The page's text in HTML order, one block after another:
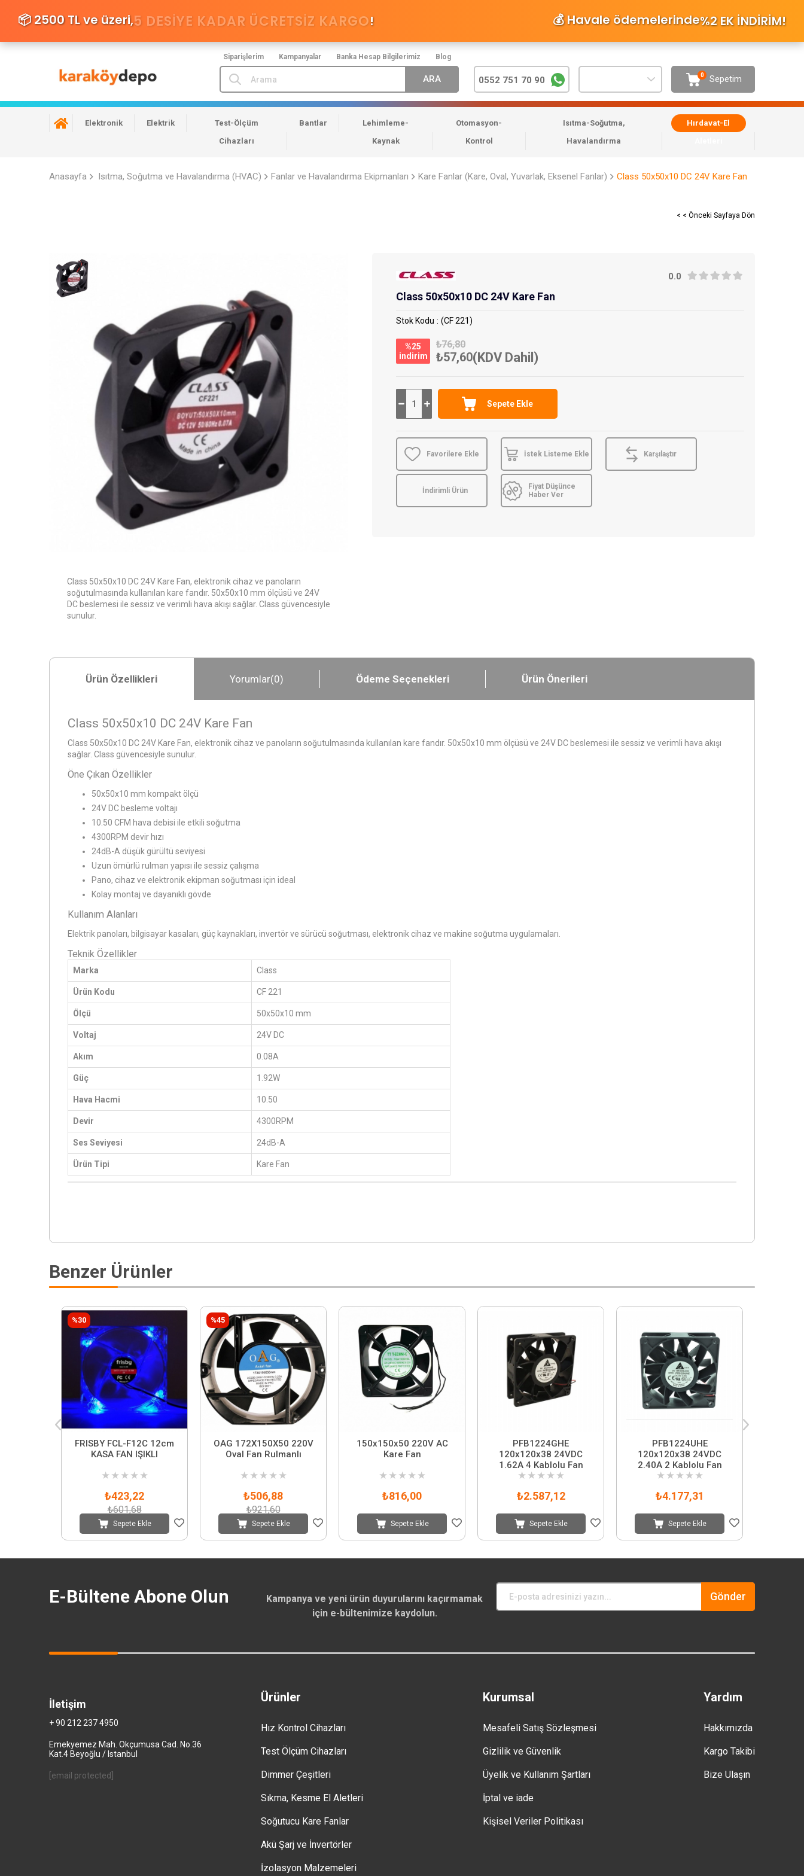
Siparişlerim Kampanyalar Banka Hesap Bilgilerimiz Blog
📦 2500 TL ve üzeri,5 DESIYE KADAR ÜCRETSİZ KARGO! 💰 Havale ödemelerinde%2 EK İNDİRİM!
Sepetim
0
0552 751 70 90
Elektronik Elektrik
Test-Ölçüm
Cihazları
Bantlar
Lehimleme-
Kaynak
Otomasyon-
Kontrol
Isıtma-Soğutma,
Havalandırma
Hırdavat-El
Anasayfa Isıtma, Soğutma ve Havalandırma (HVAC) Fanlar ve Havalandırma Ekipmanları Kare Fanlar (Kare, Oval, Yuvarlak, Eksenel Fanlar) Class 50x50x10 DC 24V Kare Fan
< < Önceki Sayfaya Dön
Class 50x50x10 DC 24V Kare Fan, elektronik cihaz ve panoların
soğutulmasında kullanılan kare fandır. 50x50x10 mm ölçüsü ve 24V
DC beslemesi ile sessiz ve verimli hava akışı sağlar. Class güvencesiyle
sunulur.
0.0
Class 50x50x10 DC 24V Kare Fan
Stok Kodu (CF 221)
%25
i̇ndirim
₺76,80
₺57,60(KDV Dahil)
Favorilere Ekle İstek Listeme Ekle Karşılaştır
İndirimli Ürün
Fiyat Düşünce
Haber Ver
Ürün Özellikleri Yorumlar(0) Ödeme Seçenekleri Ürün Önerileri
Class 50x50x10 DC 24V Kare Fan
Class 50x50x10 DC 24V Kare Fan, elektronik cihaz ve panoların soğutulmasında kullanılan kare fandır. 50x50x10 mm ölçüsü ve 24V DC beslemesi ile sessiz ve verimli hava akışı
sağlar. Class güvencesiyle sunulur.
Öne Çıkan Özellikler
50x50x10 mm kompakt ölçü
24V DC besleme voltajı
10.50 CFM hava debisi ile etkili soğutma
4300RPM devir hızı
24dB-A düşük gürültü seviyesi
Uzun ömürlü rulman yapısı ile sessiz çalışma
Pano, cihaz ve elektronik ekipman soğutması için ideal
Kolay montaj ve dayanıklı gövde
Kullanım Alanları
Elektrik panoları, bilgisayar kasaları, güç kaynakları, invertör ve sürücü soğutması, elektronik cihaz ve makine soğutma uygulamaları.
Teknik Özellikler
Marka Class
Ürün Kodu CF 221
Ölçü 50x50x10 mm
Voltaj 24V DC
Akım 0.08A
Güç 1.92W
Hava Hacmi 10.50
Devir 4300RPM
Ses Seviyesi 24dB-A
Ürün Tipi Kare Fan
Benzer Ürünler
FRISBY FCL-F12C 12cm
KASA FAN IŞIKLI
★ ★ ★ ★ ★
₺423,22
₺601,68
Sepete Ekle
%30
OAG 172X150X50 220V
Oval Fan Rulmanlı
★ ★ ★ ★ ★
₺506,88
₺921,60
Sepete Ekle
%45
150x150x50 220V AC
Kare Fan
★ ★ ★ ★ ★
₺816,00
Sepete Ekle
PFB1224GHE
120x120x38 24VDC
1.62A 4 Kablolu Fan
★ ★ ★ ★ ★
₺2.587,12
Sepete Ekle
PFB1224UHE
120x120x38 24VDC
2.40A 2 Kablolu Fan
★ ★ ★ ★ ★
₺4.177,31
Sepete Ekle
E-Bültene Abone Olun
Kampanya ve yeni ürün duyurularını kaçırmamak
için e-bültenimize kaydolun.
Gönder
Ürünler
Hız Kontrol Cihazları
Test Ölçüm Cihazları
Dimmer Çeşitleri
Sıkma, Kesme El Aletleri
Soğutucu Kare Fanlar
Akü Şarj ve İnvertörler
İzolasyon Malzemeleri
Kurumsal
Mesafeli Satış Sözleşmesi
Gizlilik ve Güvenlik
Üyelik ve Kullanım Şartları
İptal ve iade
Kişisel Veriler Politikası
Yardım
Hakkımızda
Kargo Takibi
Bize Ulaşın
İletişim
+ 90 212 237 4950
Emekyemez Mah. Okçumusa Cad. No.36
Kat.4 Beyoğlu / Istanbul
[email protected]